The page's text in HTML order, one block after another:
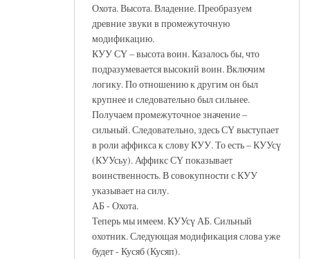
Охота. Высота. Владение. Преобразуем
древние звуки в промежуточную
модификацию.
КУУ СҮ – высота воин. Казалось бы, что
подразумевается высокий воин. Включим
логику. По отношению к другим он был
крупнее и следовательно был сильнее.
Получаем промежуточное значение –
сильный. Следовательно, здесь СҮ выступает
в роли аффикса к слову КУУ. То есть – КУУсү
(КУУсьу). Аффикс СҮ показывает
воинственность. В совокупности с КУУ
указывает на силу.
АБ - Охота.
Теперь мы имеем. КУУсү АБ. Сильный
охотник. Следующая модификация слова уже
будет - Кусяб (Кусяп).